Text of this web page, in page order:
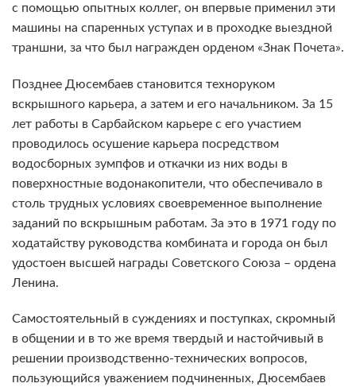
с помощью опытных коллег, он впервые применил эти
машины на спаренных уступах и в проходке выездной
траншни, за что был награжден орденом «Знак Почета».
Позднее Дюсембаев становится техноруком
вскрышного карьера, а затем и его начальником. За 15
лет работы в Сарбайском карьере с его участием
проводилось осушение карьера посредством
водосборных зумпфов и откачки из них воды в
поверхностные водонакопители, что обеспечивало в
столь трудных условиях своевременное выполнение
заданий по вскрышным работам. За это в 1971 году по
ходатайству руководства комбината и города он был
удостоен высшей награды Советского Союза – ордена
Ленина.
Самостоятельный в суждениях и поступках, скромный
в общении и в то же время твердый и настойчивый в
решении производственно-технических вопросов,
пользующийся уважением подчиненных, Дюсембаев